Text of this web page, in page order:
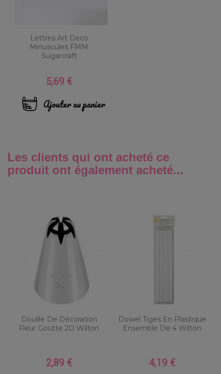
Lettres Art Deco
Minuscules FMM
Sugarcraft
Prix
5,69 €
Ajouter au panier
Les clients qui ont acheté ce
produit ont également acheté...
Douille De Décoration
Fleur Goutte 2D Wilton
Prix
2,89 €
Dowel Tiges En Plastique
Ensemble De 4 Wilton
Prix
4,19 €